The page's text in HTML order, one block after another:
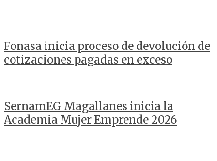
Fonasa inicia proceso de devolución de
cotizaciones pagadas en exceso
SernamEG Magallanes inicia la
Academia Mujer Emprende 2026